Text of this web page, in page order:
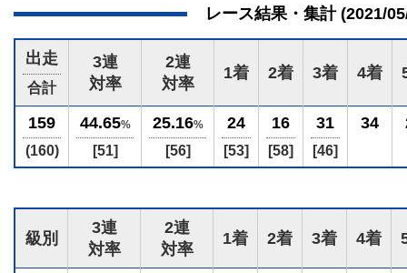
レース結果・集計 (2021/
出走
合計
3連
対率
2連
対率
1着 2着 3着 4着
159
(160)
44.65%
[51]
25.16%
[56]
24
[53]
16
[58]
31
[46]
34
級別
3連
対率
2連
対率
1着 2着 3着 4着